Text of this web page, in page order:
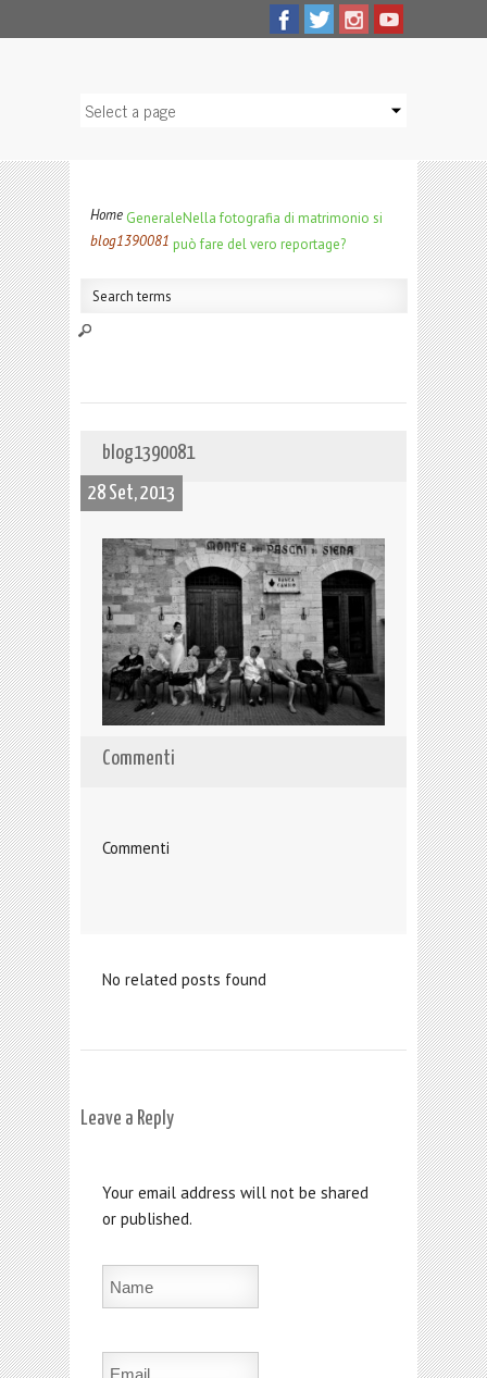
Home GeneraleNella fotografia di matrimonio si
può fare del vero reportage?
blog1390081
blog1390081
28 Set, 2013
Commenti
Commenti
No related posts found
Leave a Reply
Your email address will not be shared
or published.